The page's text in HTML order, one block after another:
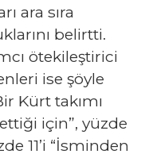
ara sıra
belirtti.
ötekileştirici
ise şöyle
Kürt takımı
için”, yüzde
11’i “İsminden